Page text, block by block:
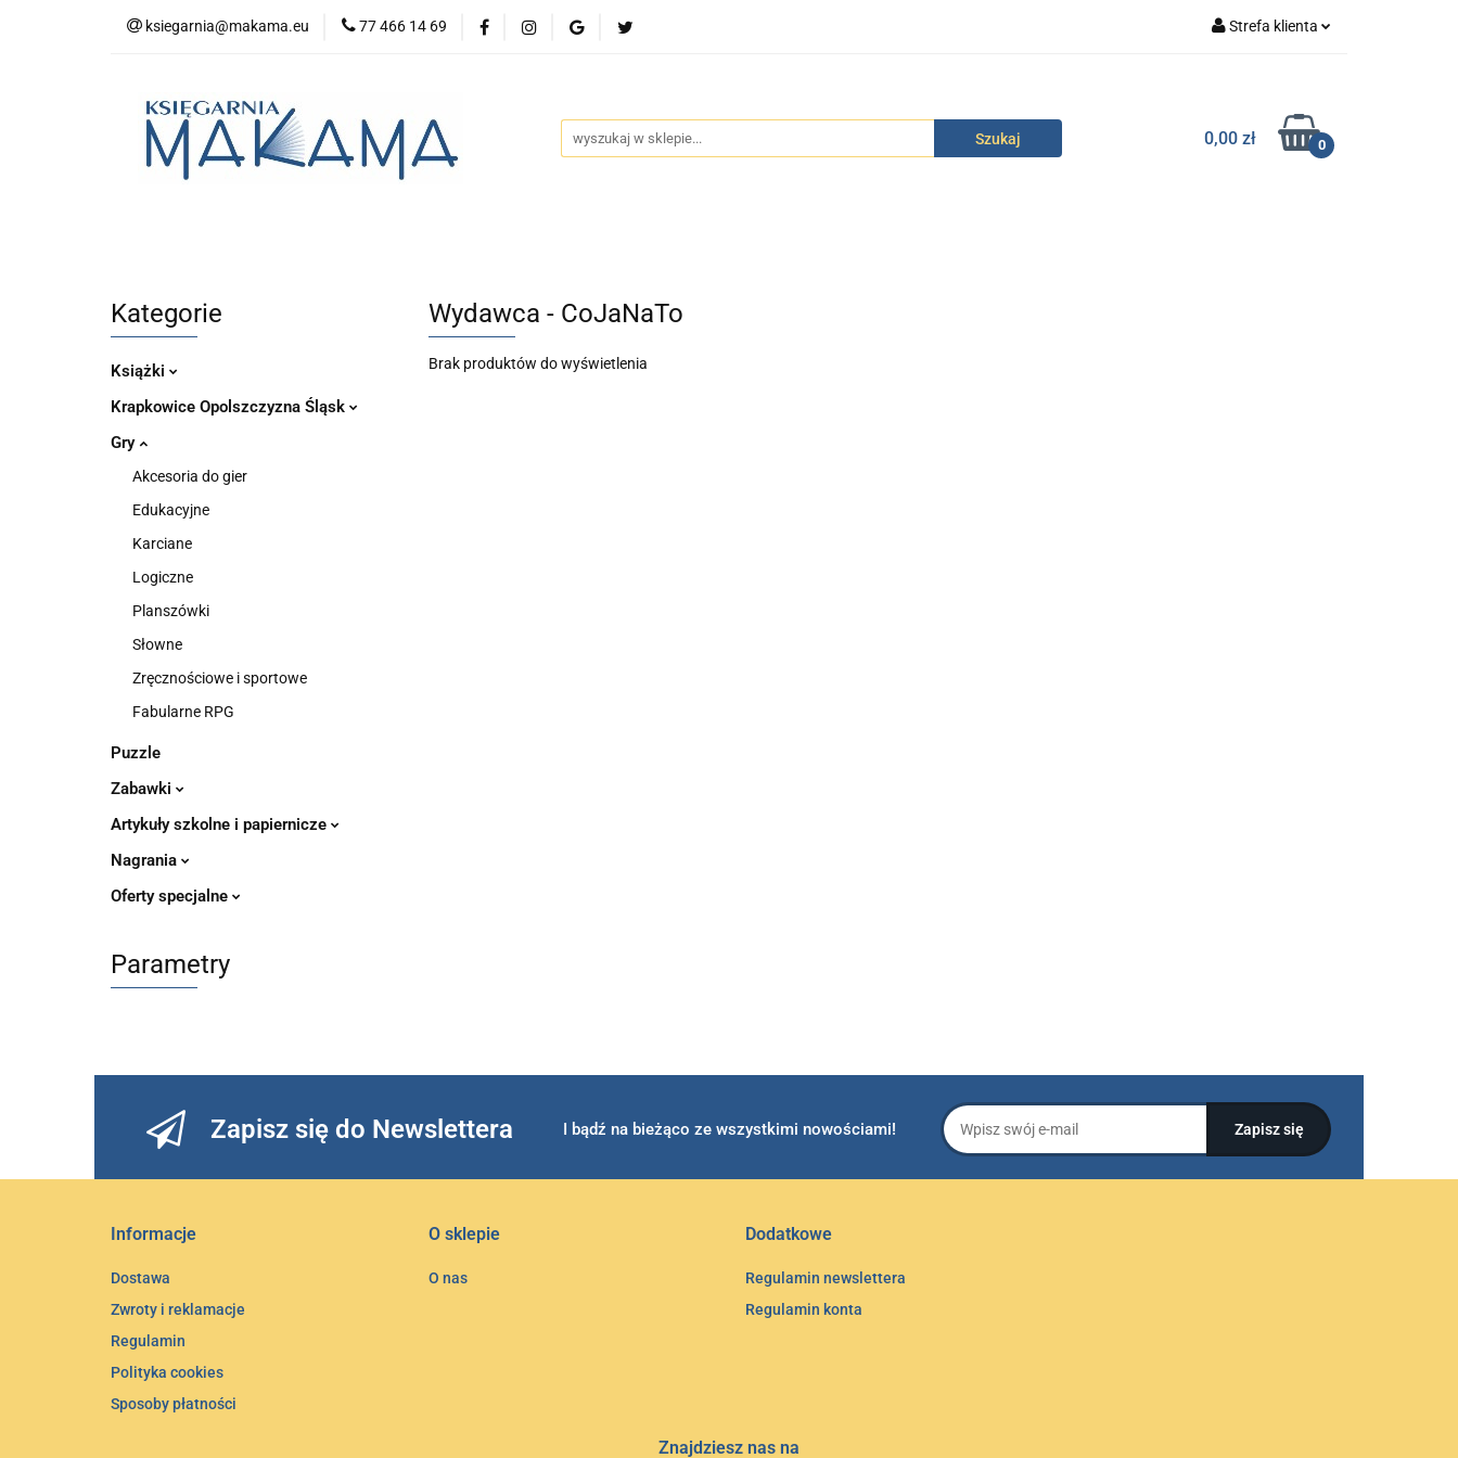
ksiegarnia@makama.eu 77 466 14 69 Strefa klienta
Zarejestruj się
Dodaj zgłoszenie
0,00 zł 0
Kategorie Nowości Bestsellery
Kategorie
Książki
Krapkowice Opolszczyzna Śląsk
Gry
Akcesoria do gier
Edukacyjne
Karciane
Logiczne
Planszówki
Słowne
Zręcznościowe i sportowe
Fabularne RPG
Puzzle
Zabawki
Artykuły szkolne i papiernicze
Nagrania
Oferty specjalne
Parametry
Wydawca - CoJaNaTo
Brak produktów do wyświetlenia
Zapisz się do Newslettera I bądź na bieżąco ze wszystkimi nowościami!
Informacje
Dostawa
Zwroty i reklamacje
Regulamin
Polityka cookies
Sposoby płatności
O sklepie
O nas
Dodatkowe
Regulamin newslettera
Regulamin konta
Znajdziesz nas na